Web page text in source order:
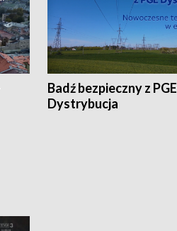
Badź bezpieczny z PGE
Dystrybucja